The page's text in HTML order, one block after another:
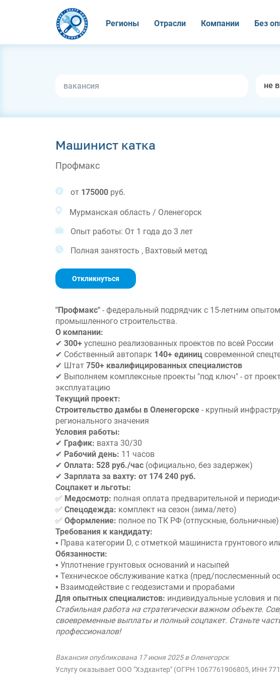
Регионы Отрасли Компании Без
не
Машинист катка
Профмакс
от 175000 руб.
Мурманская область / Оленегорск
Опыт работы: От 1 года до 3 лет
Полная занятость , Вахтовый метод
Откликнуться
"Профмакс" - федеральный подрядчик с 15-летним
промышленного строительства.
О компании:
✔ 300+ успешно реализованных проектов по всей России
✔ Собственный автопарк 140+ единиц современной
✔ Штат 750+ квалифицированных специалистов
✔ Выполняем комплексные проекты "под ключ" - от
эксплуатацию
Текущий проект:
Строительство дамбы в Оленегорске - крупный
регионального значения
Условия работы:
✔ График: вахта 30/30
✔ Рабочий день: 11 часов
✔ Оплата: 528 руб./час (официально, без задержек)
✔ Зарплата за вахту: от 174 240 руб.
Соцпакет и льготы:
✅ Медосмотр: полная оплата предварительной и
✅ Спецодежда: комплект на сезон (зима/лето)
✅ Оформление: полное по ТК РФ (отпускные, больничные)
Требования к кандидату:
▪ Права категории D, с отметкой машиниста грунтового
Обязанности:
▪ Уплотнение грунтовых оснований и насыпей
▪ Техническое обслуживание катка (пред/послесменный
▪ Взаимодействие с геодезистами и прорабами
Для опытных специалистов: индивидуальные условия и
Стабильная работа на стратегически важном объекте.
своевременные выплаты и полный соцпакет. Станьте
профессионалов!
Вакансия опубликована 17 июня 2025 в Оленегорск
Услугу оказывает ООО "Хэдхантер" (ОГРН 1067761906805, ИНН